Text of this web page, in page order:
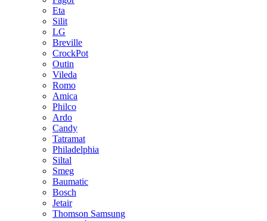
Eta
Silit
LG
Breville
CrockPot
Outin
Vileda
Romo
Amica
Philco
Ardo
Candy
Tatramat
Philadelphia
Siltal
Smeg
Baumatic
Bosch
Jetair
Thomson Samsung